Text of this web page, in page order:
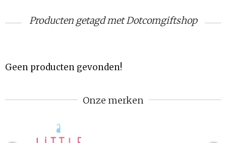
Producten getagd met Dotcomgiftshop
Geen producten gevonden!
Onze merken